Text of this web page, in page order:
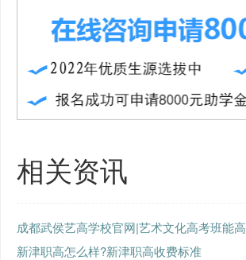
相关资讯
成都武侯艺高学校官网|艺术文化高考班能高
新津职高怎么样?新津职高收费标准